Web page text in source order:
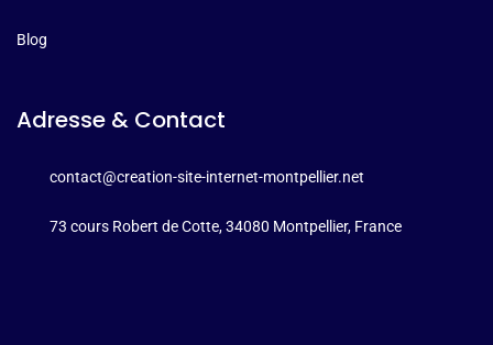
Blog
Adresse & Contact
contact@creation-site-internet-montpellier.net
73 cours Robert de Cotte, 34080 Montpellier, France